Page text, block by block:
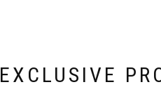
EXCLUSIVE